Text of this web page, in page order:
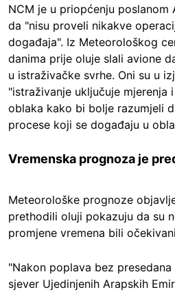
NCM je u priopćenju poslanom
da "nisu proveli nikakve
događaja". Iz Meteorološkog
danima prije oluje slali avione
u istraživačke svrhe. Oni su u
"istraživanje uključuje mjerenja
oblaka kako bi bolje razumjeli
procese koji se događaju u
Vremenska prognoza je
Meteorološke prognoze
prethodili oluji pokazuju da su
promjene vremena bili
"Nakon poplava bez
sjever Ujedinjenih Arapskih